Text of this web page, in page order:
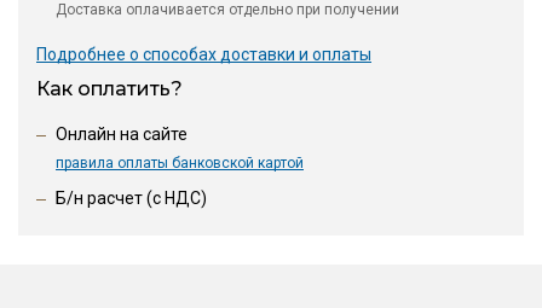
Доставка оплачивается отдельно при получении
Подробнее о способах доставки и оплаты
Как оплатить?
Онлайн на сайте
правила оплаты банковской картой
Б/н расчет (c НДС)